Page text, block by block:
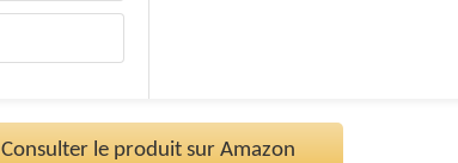
Consulter le produit sur Amazon